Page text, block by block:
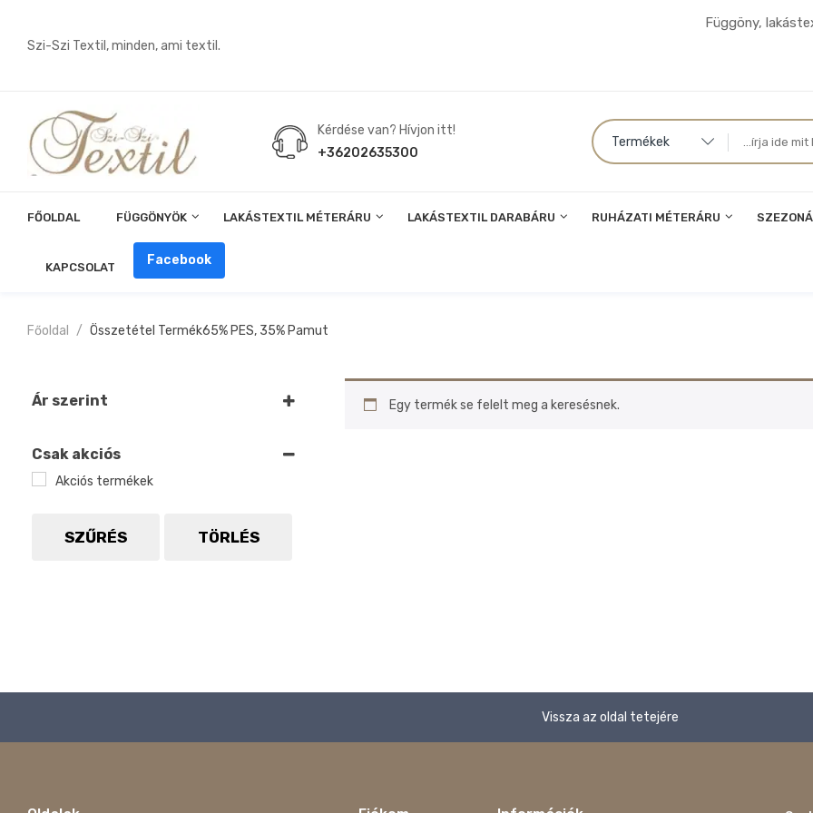
Szi-Szi Textil, minden, ami textil.
Függöny,
Kérdése van? Hívjon itt!
+36202635300
Termékek
FŐOLDAL FÜGGÖNYÖK LAKÁSTEXTIL MÉTERÁRU LAKÁSTEXTIL DARABÁRU RUHÁZATI MÉTERÁRU
KAPCSOLAT Facebook
Főoldal Összetétel Termék65% PES, 35% Pamut
Egy termék se felelt meg a keresésnek.
Ár szerint
Csak akciós
Akciós termékek
SZŰRÉS TÖRLÉS
Vissza az oldal tetejére